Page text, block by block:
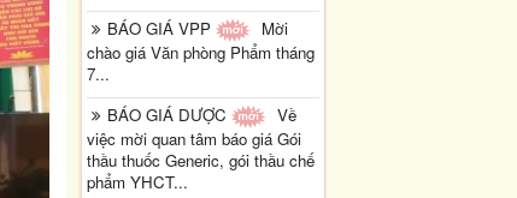
BÁO GIÁ VPP
Mời
chào giá Văn phòng Phẩm tháng
7...
BÁO GIÁ DƯỢC
Về
việc mời quan tâm báo giá Gói
thầu thuốc Generic, gói thầu chế
phẩm YHCT...